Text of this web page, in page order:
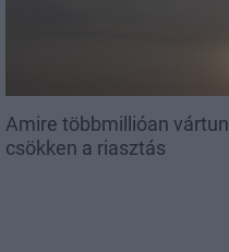
Amire többmillióan
csökken a riasztás